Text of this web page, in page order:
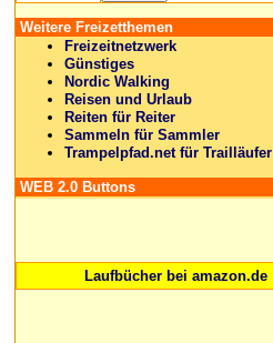
Weitere Freizetthemen
Freizeitnetzwerk
Günstiges
Nordic Walking
Reisen und Urlaub
Reiten für Reiter
Sammeln für Sammler
Trampelpfad.net für Trailläufer
WEB 2.0 Buttons
Laufbücher bei amazon.de